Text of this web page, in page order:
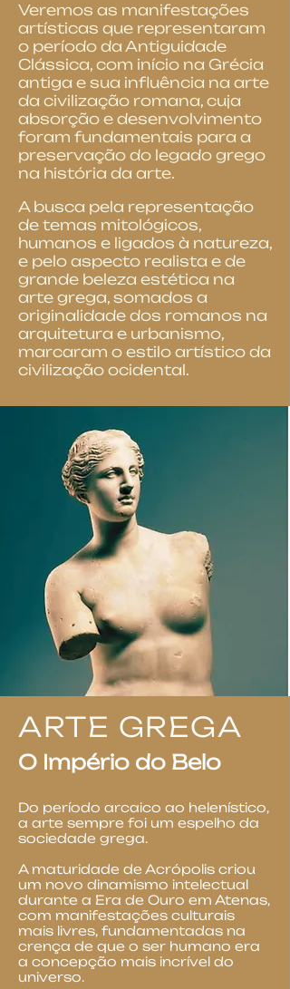
Veremos as manifestações
artísticas que representaram
o período da Antiguidade
Clássica, com início na Grécia
antiga e sua influência na arte
da civilização romana, cuja
absorção e desenvolvimento
foram fundamentais para a
preservação do legado grego
na história da arte.
A busca pela representação
de temas mitológicos,
humanos e ligados à natureza,
e pelo aspecto realista e de
grande beleza estética na
arte grega, somados a
originalidade dos romanos na
arquitetura e urbanismo,
marcaram o estilo artístico da
civilização ocidental.
ARTE GREGA
O Império do Belo
Do período arcaico ao helenístico,
a arte sempre foi um espelho da
sociedade grega.
A maturidade de Acrópolis criou
um novo dinamismo intelectual
durante a Era de Ouro em Atenas,
com manifestações culturais
mais livres, fundamentadas na
crença de que o ser humano era
a concepção mais incrível do
universo.